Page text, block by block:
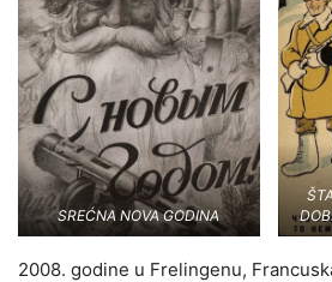
SREĆNA NOVA GODINA
2008. godine u Frelingenu,